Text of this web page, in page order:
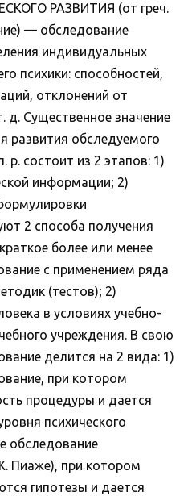
РАЗВИТИЯ (от греч.
— обследование
индивидуальных
психики: способностей,
отклонений от
д. Существенное значение
развития обследуемого
р. состоит из 2 этапов: 1)
информации; 2)
2 способа получения
более или менее
с применением ряда
(тестов); 2)
в условиях учебно-
учреждения. В свою
делится на 2 вида: 1)
при котором
процедуры и дается
психического
обследование
Пиаже), при котором
гипотезы и дается